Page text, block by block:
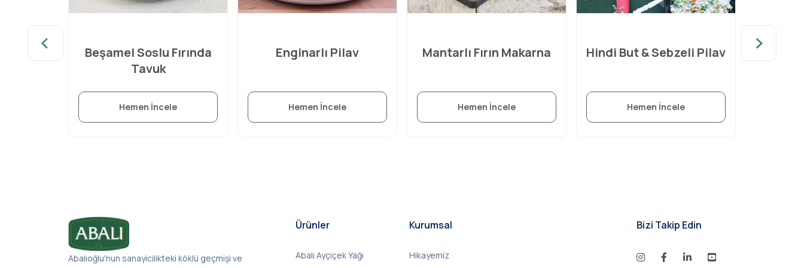
Beşamel Soslu Fırında
Tavuk
Hemen İncele
Enginarlı Pilav
Hemen İncele
Mantarlı Fırın Makarna
Hemen İncele
Hindi But & Sebzeli Pilav
Hemen İncele
Abalıoğlu'nun sanayicilikteki köklü geçmişi ve
Ürünler
Abalı Ayçiçek Yağı
Kurumsal
Hikayemiz
Bizi Takip Edin